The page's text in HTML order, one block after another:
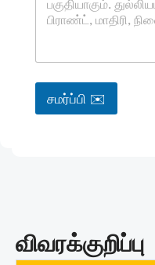
சமர்ப்பி ✉️
விவரக்குறிப்பு